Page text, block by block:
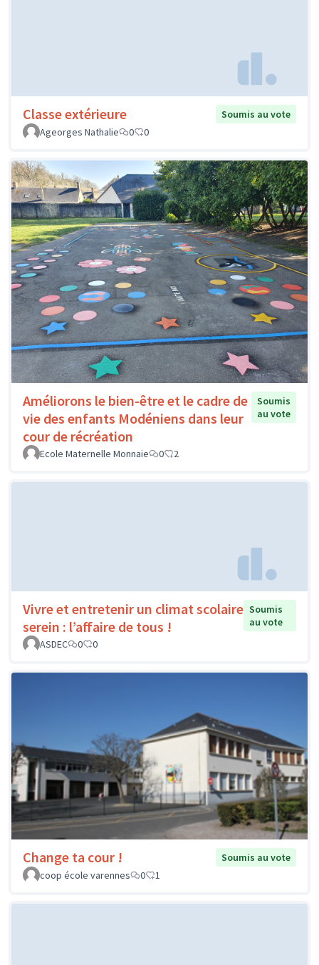
Classe extérieure
Soumis au vote
Ageorges Nathalie
0 0
Améliorons le bien-être et le cadre de
vie des enfants Modéniens dans leur
cour de récréation
Soumis
au vote
Ecole Maternelle Monnaie 0 2
Vivre et entretenir un climat scolaire
serein : l’affaire de tous !
Soumis
au vote
ASDEC
0 0
Change ta cour !
Soumis au vote
coop école varennes
0 1